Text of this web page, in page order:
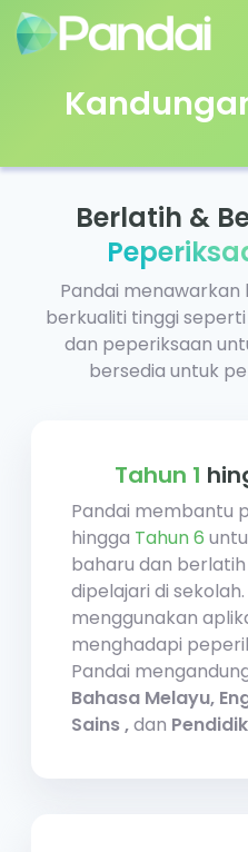
Berlatih &
Pandai
berkualiti tinggi
dan peperiksaan
bersedia untuk
Tahun 1
Pandai membantu
hingga Tahun 6
baharu dan
dipelajari di
menggunakan
menghadapi
Pandai
Bahasa Melayu,
Sains ,dan